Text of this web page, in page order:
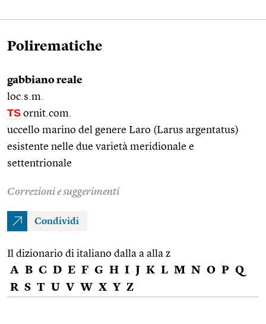
Polirematiche
gabbiano reale
loc.s.m.
TS ornit.com.
uccello marino del genere Laro (Larus argentatus)
esistente nelle due varietà meridionale e
settentrionale
Correzioni e suggerimenti
Condividi
Il dizionario di italiano dalla a alla z
A B C D E F G H I J K L M N O P Q
R S T U V W X Y Z